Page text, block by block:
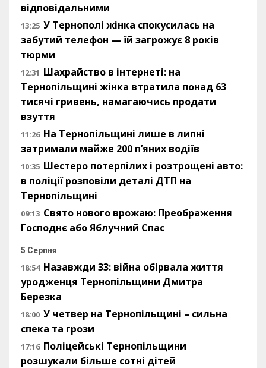
відповідальними
13:25 У Тернополі жінка спокусилась на
забутий телефон — їй загрожує 8 років
тюрми
12:31 Шахрайство в інтернеті: на
Тернопільщині жінка втратила понад 63
тисячі гривень, намагаючись продати
взуття
11:26 На Тернопільщині лише в липні
затримали майже 200 п’яних водіїв
10:35 Шестеро потерпілих і розтрощені авто:
в поліції розповіли деталі ДТП на
Тернопільщині
09:13 Свято нового врожаю: Преображення
Господнє або Яблучний Спас
5 Серпня
18:54 Назавжди 33: війна обірвала життя
уродженця Тернопільщини Дмитра
Березка
18:00 У четвер на Тернопільщині – сильна
спека та грози
17:16 Поліцейські Тернопільщини
розшукали більше сотні дітей